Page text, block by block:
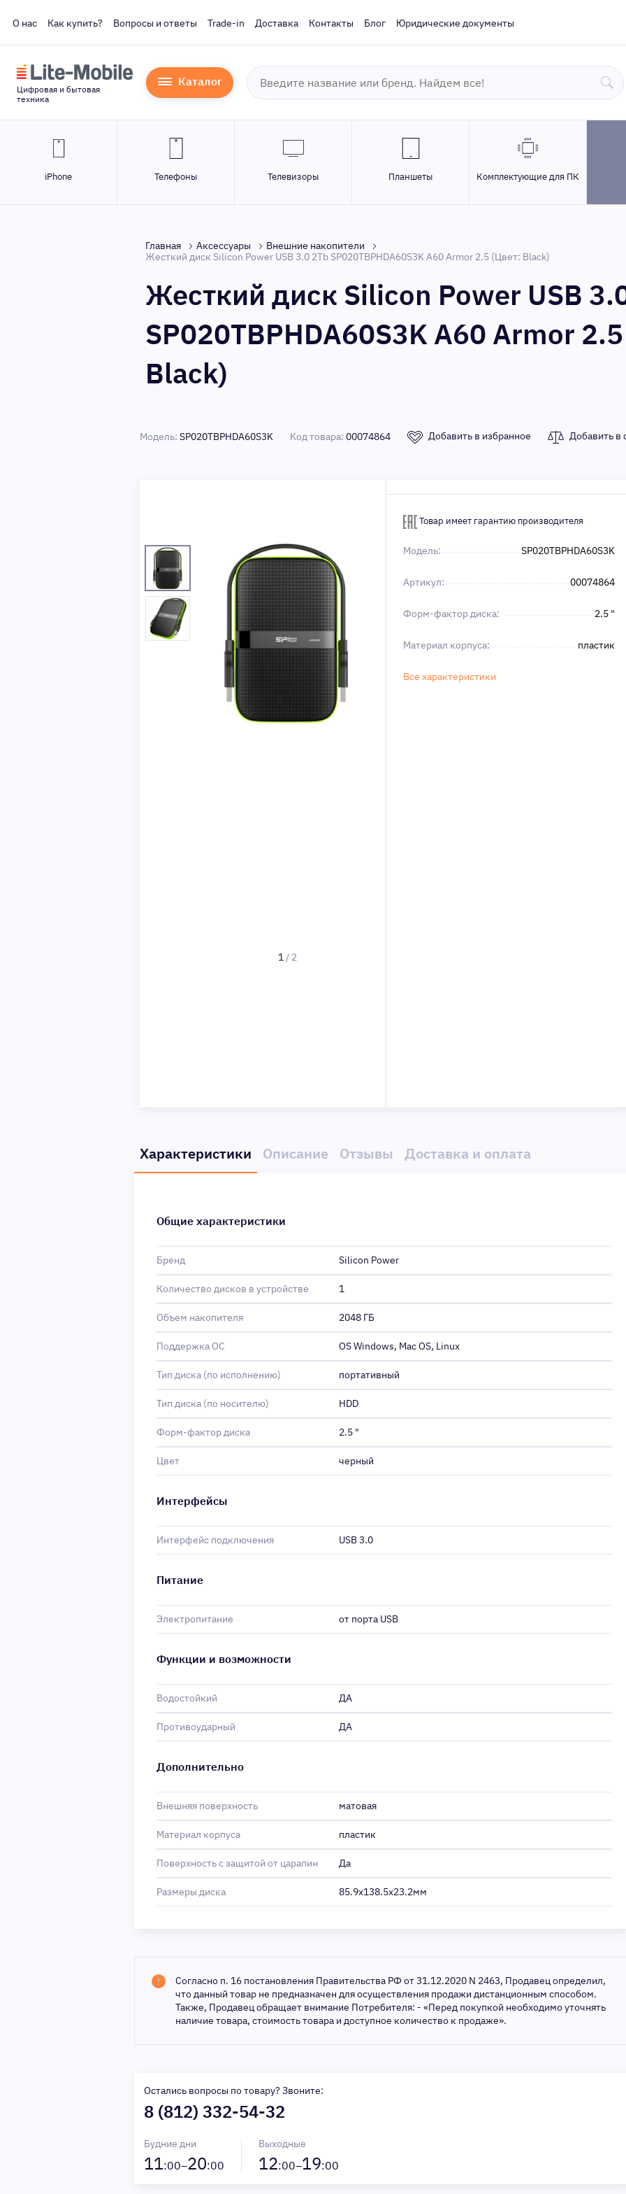
О нас Как купить? Вопросы и ответы Trade-in Доставка Контакты Блог Юридические документы
Цифровая и бытовая
техника
Каталог
iPhone Телефоны Телевизоры Планшеты Комплектующие для ПК
Главная Аксессуары
Внешние накопители
Жесткий диск Silicon Power USB 3.0 2Tb SP020TBPHDA60S3K A60 Armor 2.5 (Цвет: Black)
Жесткий диск Silicon Power USB
SP020TBPHDA60S3K A60 Armor
Black)
Модель: SP020TBPHDA60S3K Код товара: 00074864 Добавить в избранное Добавить в
1 / 2
Товар имеет гарантию производителя
Модель: SP020TBPHDA60S3K
Артикул: 00074864
Форм-фактор диска: 2.5 "
Материал корпуса: пластик
Все характеристики
Характеристики Описание Отзывы Доставка и оплата
Общие характеристики
Бренд Silicon Power
Количество дисков в устройстве 1
Объем накопителя 2048 ГБ
Поддержка ОС ОS Windows, Mac OS, Linux
Тип диска (по исполнению) портативный
Тип диска (по носителю) HDD
Форм-фактор диска 2.5 "
Цвет черный
Интерфейсы
Интерфейс подключения USB 3.0
Питание
Электропитание от порта USB
Функции и возможности
Водостойкий ДА
Противоударный ДА
Дополнительно
Внешняя поверхность матовая
Материал корпуса пластик
Поверхность с защитой от царапин Да
Размеры диска 85.9x138.5x23.2мм
Согласно п. 16 постановления Правительства РФ от 31.12.2020 N 2463, Продавец определил,
что данный товар не предназначен для осуществления продажи дистанционным способом.
Также, Продавец обращает внимание Потребителя: - «Перед покупкой необходимо уточнять
наличие товара, стоимость товара и доступное количество к продаже».
Остались вопросы по товару? Звоните:
8 (812) 332-54-32
Будние дни
11:00–20:00
Выходные
12:00–19:00